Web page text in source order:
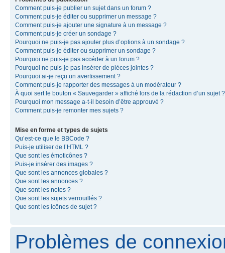
Comment puis-je publier un sujet dans un forum ?
Comment puis-je éditer ou supprimer un message ?
Comment puis-je ajouter une signature à un message ?
Comment puis-je créer un sondage ?
Pourquoi ne puis-je pas ajouter plus d’options à un sondage ?
Comment puis-je éditer ou supprimer un sondage ?
Pourquoi ne puis-je pas accéder à un forum ?
Pourquoi ne puis-je pas insérer de pièces jointes ?
Pourquoi ai-je reçu un avertissement ?
Comment puis-je rapporter des messages à un modérateur ?
À quoi sert le bouton « Sauvegarder » affiché lors de la rédaction d’un sujet ?
Pourquoi mon message a-t-il besoin d’être approuvé ?
Comment puis-je remonter mes sujets ?
Mise en forme et types de sujets
Qu’est-ce que le BBCode ?
Puis-je utiliser de l’HTML ?
Que sont les émoticônes ?
Puis-je insérer des images ?
Que sont les annonces globales ?
Que sont les annonces ?
Que sont les notes ?
Que sont les sujets verrouillés ?
Que sont les icônes de sujet ?
Problèmes de